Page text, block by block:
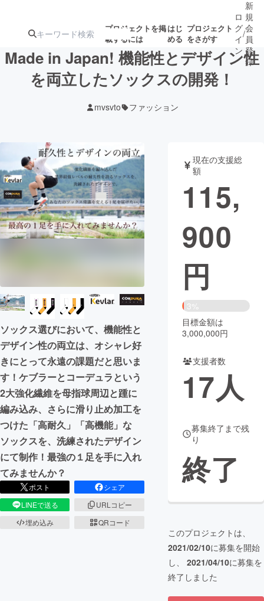
プロジェクトを掲
載するには
はじ
める
プロジェクト
をさがす
ジェクト
ロジェクト
アート・写真 音楽
テクノロジー・ガジェット ゲーム・サ
映像・映画
まちづくり・地域活性化
CAMPFIRE for Social Good
CAMPFIRE Creation
CAMPFIREふるさと納税machi-ya コミュニティ
ロ
グ
イ
ン
/
新
規
会
員
登
録
Made in Japan! 機能性とデザイン性
を両立したソックスの開発！
mvsvto ファッション
ソックス選びにおいて、機能性と
デザイン性の両立は、オシャレ好
きにとって永遠の課題だと思いま
す！ケブラーとコーデュラという
2大強化繊維を母指球周辺と踵に
編み込み、さらに滑り止め加工を
つけた「高耐久」「高機能」な
ソックスを、洗練されたデザイン
にて制作！最強の１足を手に入れ
てみませんか？
ポスト
シェア
LINEで送る
URLコピー
埋め込み
QRコード
現在の支援総
額
115,
900
円
3%
目標金額は
3,000,000円
支援者数
17人
募集終了まで残
り
終了
このプロジェクトは、
2021/02/10に募集を開始
し、 2021/04/10に募集を
終了しました